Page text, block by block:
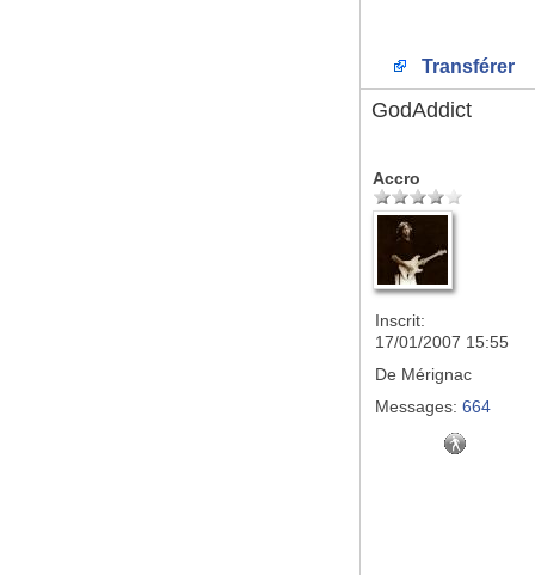
Transférer
GodAddict
Accro
Inscrit:
17/01/2007 15:55
De Mérignac
Messages: 664